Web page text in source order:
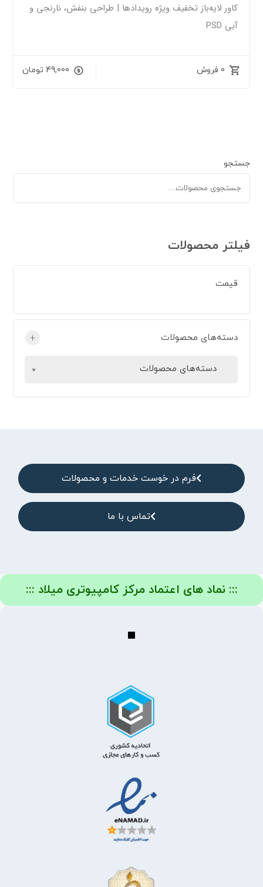
کاور لایه‌باز تخفیف ویژه رویدادها | طراحی بنفش، نارنجی و
آبی PSD
0 فروش 49,000 تومان
جستجو
فیلتر محصولات
قیمت
دسته‌های محصولات +
دسته‌های محصولات
فرم در خوست خدمات و محصولات
تماس با ما
::: نماد های اعتماد مرکز کامپیوتری میلاد :::